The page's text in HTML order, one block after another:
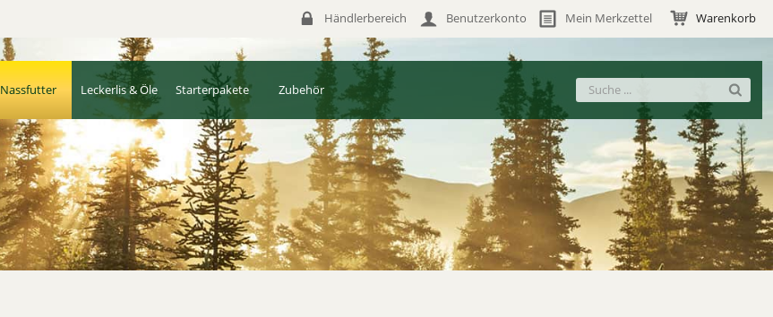
Händlerbereich Benutzerkonto Mein Merkzettel Warenkorb
Nassfutter Leckerlis & Öle Starterpakete Zubehör